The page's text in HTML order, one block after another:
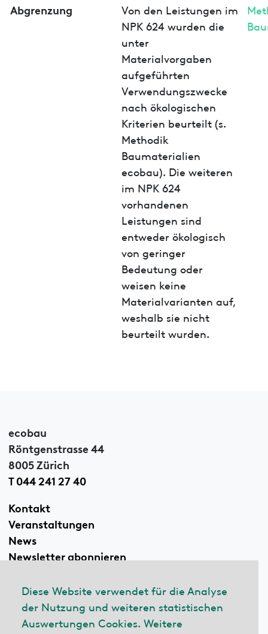
Diese Website verwendet für die Analyse
der Nutzung und weiteren statistischen
Auswertungen Cookies. Weitere
Abgrenzung
Von den Leistungen im
NPK 624 wurden die
unter
Materialvorgaben
aufgeführten
Verwendungszwecke
nach ökologischen
Kriterien beurteilt (s.
Methodik
Baumaterialien
ecobau). Die weiteren
im NPK 624
vorhandenen
Leistungen sind
entweder ökologisch
von geringer
Bedeutung oder
weisen keine
Materialvarianten auf,
weshalb sie nicht
beurteilt wurden.
ecobau
Röntgenstrasse 44
8005 Zürich
T 044 241 27 40
Kontakt
Veranstaltungen
News
Newsletter abonnieren
Linkedin